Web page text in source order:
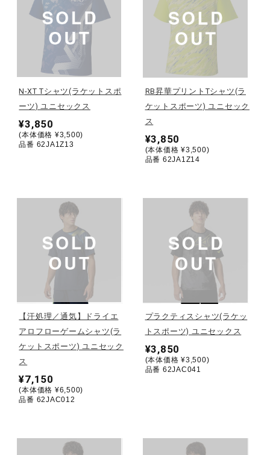
ライフスタイルグッズ
インナー
寝具／ミズノスリープ
アウトドア／レイン
健康／エクササイズ
ジュニア／キッズ
メディカル
セール
その他
N-XT Tシャツ(ラケットスポ
ーツ) ユニセックス
¥3,850
(本体価格 ¥3,500)
品番 62JA1Z13
RB昇華プリントTシャツ(ラ
ケットスポーツ) ユニセック
ス
¥3,850
(本体価格 ¥3,500)
品番 62JA1Z14
【汗処理／通気】ドライエ
アロフローゲームシャツ(ラ
ケットスポーツ) ユニセック
ス
¥7,150
(本体価格 ¥6,500)
品番 62JAC012
プラクティスシャツ(ラケッ
トスポーツ) ユニセックス
¥3,850
(本体価格 ¥3,500)
品番 62JAC041